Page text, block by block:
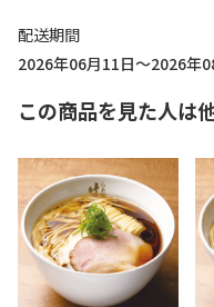
配送期間
2026年06月11日～2026年
この商品を見た人は